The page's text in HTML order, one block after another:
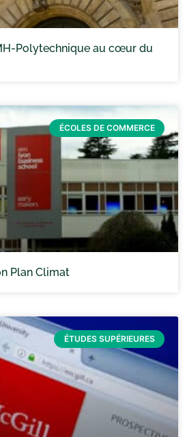
Polytechnique au cœur du
ÉCOLES DE COMMERCE
Plan Climat
ÉTUDES SUPÉRIEURES